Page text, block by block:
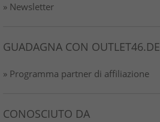
» Newsletter
GUADAGNA CON OUTLET46.DE
» Programma partner di affiliazione
CONOSCIUTO DA